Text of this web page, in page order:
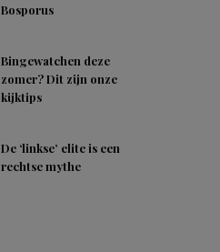
Bosporus
Bingewatchen deze
zomer? Dit zijn onze
kijktips
De ‘linkse’ elite is een
rechtse mythe